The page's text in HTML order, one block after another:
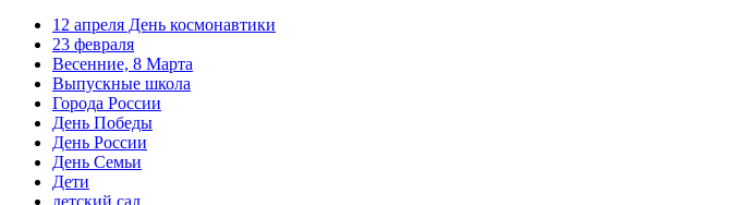
12 апреля День космонавтики
23 февраля
Весенние, 8 Марта
Выпускные школа
Города России
День Победы
День России
День Семьи
Дети
детский сад